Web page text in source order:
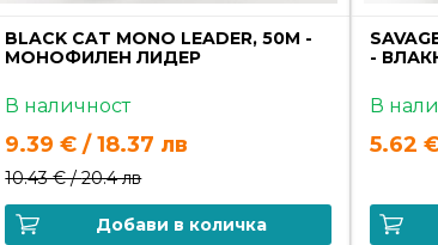
BLACK CAT MONO LEADER, 50M -
МОНОФИЛЕН ЛИДЕР
В наличност
9.39 € / 18.37 лв
10.43 € /20.4 лв
Добави в количка
-
В
5.62